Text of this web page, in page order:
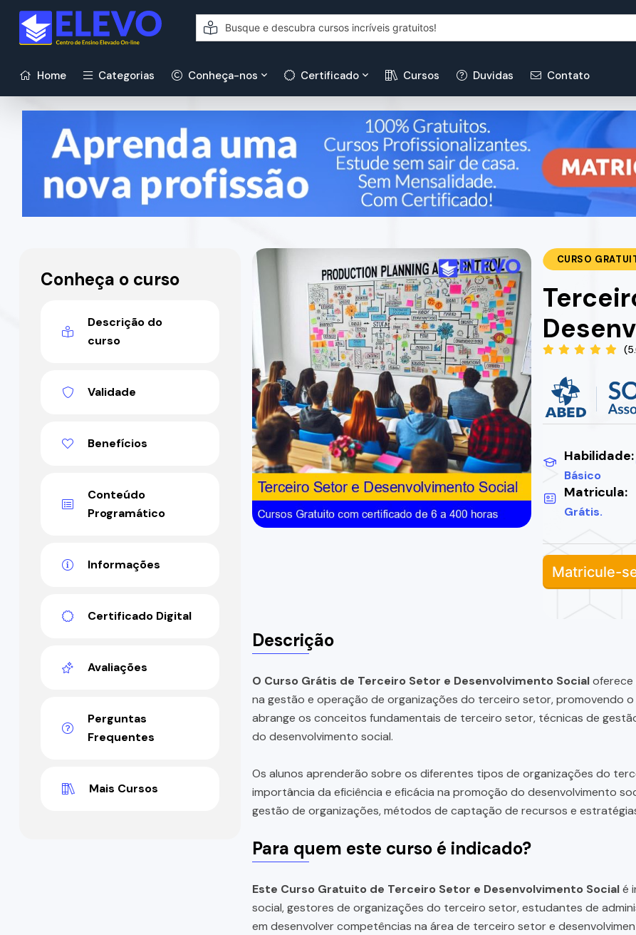
Home Categorias Conheça-nos Certificado Cursos Duvidas Contato
CURSO
Habilidade:
Básico
Matricula:
Grátis.
Matricule-
Descrição
O Curso Grátis de Terceiro Setor e Desenvolvimento Socialoferece
na gestão e operação de organizações do terceiro setor, promovendo
abrange os conceitos fundamentais de terceiro setor, técnicas de
do desenvolvimento social.
Os alunos aprenderão sobre os diferentes tipos de organizações do
importância da eficiência e eficácia na promoção do desenvolvimento
gestão de organizações, métodos de captação de recursos e
Para quem este curso é indicado?
Este Curso Gratuito de Terceiro Setor e Desenvolvimento Socialé
social, gestores de organizações do terceiro setor, estudantes de
em desenvolver competências na área de terceiro setor e
Conheça o curso
Descrição do
curso
Validade
Benefícios
Conteúdo
Programático
Informações
Certificado Digital
Avaliações
Perguntas
Frequentes
Mais Cursos